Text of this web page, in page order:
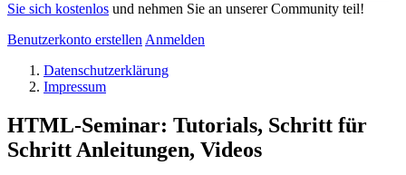
Sie sich kostenlos und nehmen Sie an unserer Community teil!
Benutzerkonto erstellen Anmelden
Datenschutzerklärung
Impressum
HTML-Seminar: Tutorials, Schritt für
Schritt Anleitungen, Videos